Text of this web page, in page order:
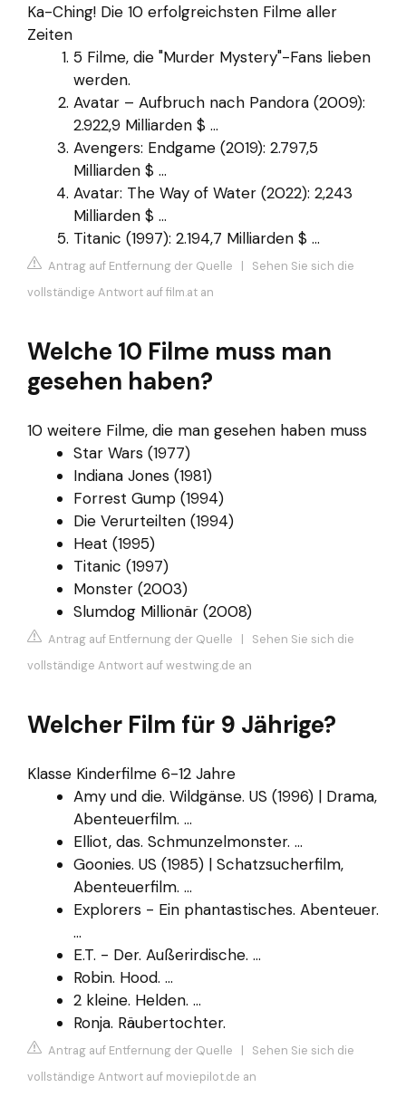
Ka-Ching! Die 10 erfolgreichsten Filme aller
Zeiten
5 Filme, die "Murder Mystery"-Fans lieben
werden.
Avatar – Aufbruch nach Pandora (2009):
2.922,9 Milliarden $ ...
Avengers: Endgame (2019): 2.797,5
Milliarden $ ...
Avatar: The Way of Water (2022): 2,243
Milliarden $ ...
Titanic (1997): 2.194,7 Milliarden $ ...
Antrag auf Entfernung der Quelle | Sehen Sie sich die
vollständige Antwort auf film.at an
Welche 10 Filme muss man
gesehen haben?
10 weitere Filme, die man gesehen haben muss
Star Wars (1977)
Indiana Jones (1981)
Forrest Gump (1994)
Die Verurteilten (1994)
Heat (1995)
Titanic (1997)
Monster (2003)
Slumdog Millionär (2008)
Antrag auf Entfernung der Quelle | Sehen Sie sich die
vollständige Antwort auf westwing.de an
Welcher Film für 9 Jährige?
Klasse Kinderfilme 6-12 Jahre
Amy und die. Wildgänse. US (1996) | Drama,
Abenteuerfilm. ...
Elliot, das. Schmunzelmonster. ...
Goonies. US (1985) | Schatzsucherfilm,
Abenteuerfilm. ...
Explorers - Ein phantastisches. Abenteuer.
...
E.T. - Der. Außerirdische. ...
Robin. Hood. ...
2 kleine. Helden. ...
Ronja. Räubertochter.
Antrag auf Entfernung der Quelle | Sehen Sie sich die
vollständige Antwort auf moviepilot.de an